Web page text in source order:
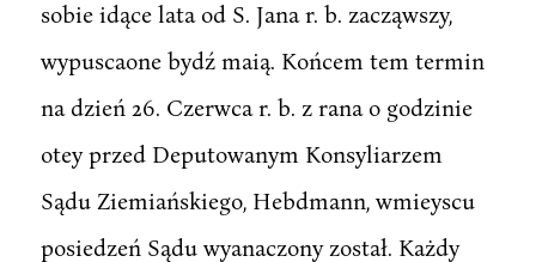
sobie idące lata od S. Jana r. b. zacząwszy,
wypuscaone bydź maią. Końcem tem termin
na dzień 26. Czerwca r. b. z rana o godzinie
otey przed Deputowanym Konsyliarzem
Sądu Ziemiańskiego, Hebdmann, wmieyscu
posiedzeń Sądu wyanaczony został. Każdy